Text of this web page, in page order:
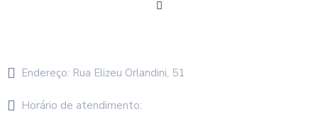
Endereço: Rua Elizeu Orlandini, 51
Horário de atendimento: